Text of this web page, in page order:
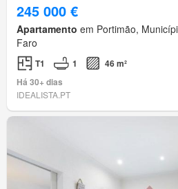
245 000 €
Apartamento em Portimão,
Faro
T1 1
46 m²
Há 30+ dias
IDEALISTA.PT